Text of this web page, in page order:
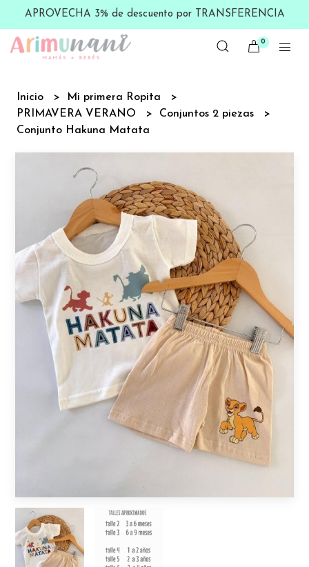
APROVECHA 3% de descuento por TRANSFERENCIA
0
Inicio
Mi primera Ropita
PRIMAVERA VERANO
Conjuntos 2 piezas
Conjunto Hakuna Matata